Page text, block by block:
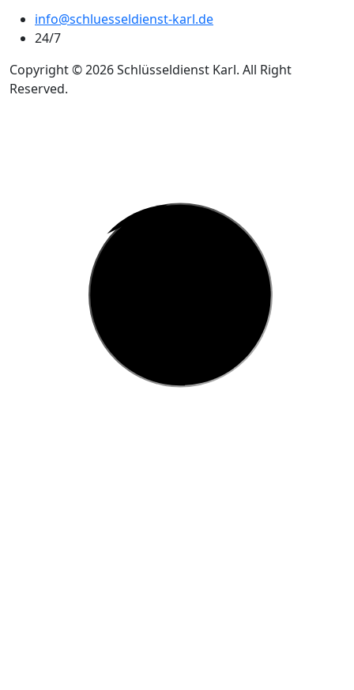
info@schluesseldienst-karl.de
24/7
Copyright © 2026 Schlüsseldienst Karl. All Right
Reserved.